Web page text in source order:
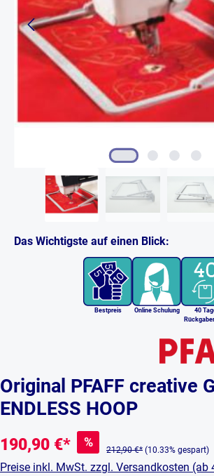
Das Wichtigste auf einen Blick:
Bestpreis Online Schulung
40
Original PFAFF creative
ENDLESS HOOP
190,90 €* %
212,90 €* (10.33% gespart)
Preise inkl. MwSt. zzgl. Versandkosten (ab